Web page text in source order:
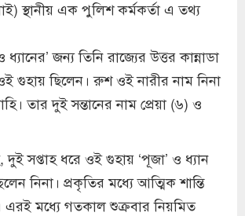
স্থানীয় এক পুলিশ কর্মকর্তা এ তথ্য
ধ্যানের’ জন্য তিনি রাজ্যের উত্তর কান্নাডা
গুহায় ছিলেন। রুশ ওই নারীর নাম নিনা
তার দুই সন্তানের নাম প্রেয়া (৬) ও
দুই সপ্তাহ ধরে ওই গুহায় ‘পূজা’ ও ধ্যান
নিনা। প্রকৃতির মধ্যে আত্মিক শান্তি
এরই মধ্যে গতকাল শুক্রবার নিয়মিত